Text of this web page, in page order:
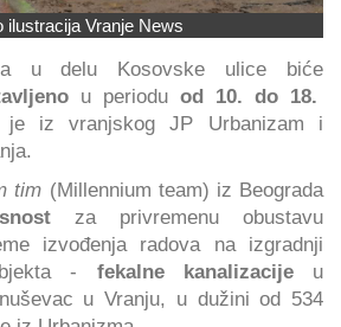
ilustracija Vranje News
u delu Kosovske ulice biće
u periodu od 10. do 18.
je iz vranjskog JP Urbanizam i
tim (Millennium team) iz Beograda
za privremenu obustavu
izvođenja radova na izgradnji
- fekalne kanalizacijeu
u Vranju, u dužini od 534